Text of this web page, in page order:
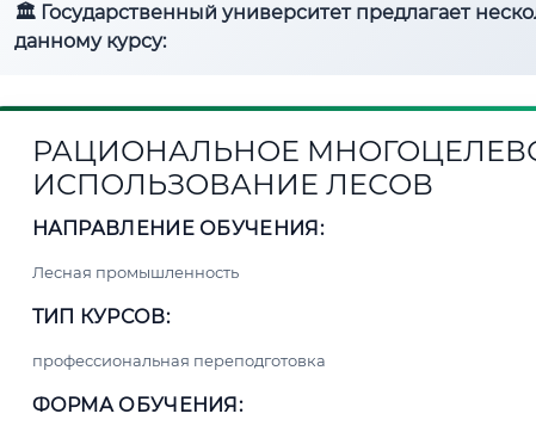
🏛 Государственный университет предлагает
данному курсу:
РАЦИОНАЛЬНОЕ
ИСПОЛЬЗОВАНИЕ ЛЕСОВ
НАПРАВЛЕНИЕ ОБУЧЕНИЯ:
Лесная промышленность
ТИП КУРСОВ:
профессиональная переподготовка
ФОРМА ОБУЧЕНИЯ: